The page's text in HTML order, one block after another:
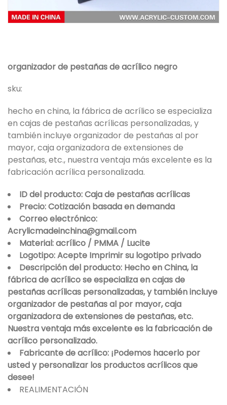
organizador de pestañas de acrílico negro
sku:
hecho en china, la fábrica de acrílico se especializa
en cajas de pestañas acrílicas personalizadas, y
también incluye organizador de pestañas al por
mayor, caja organizadora de extensiones de
pestañas, etc., nuestra ventaja más excelente es la
fabricación acrílica personalizada.
ID del producto: Caja de pestañas acrílicas
Precio: Cotización basada en demanda
Correo electrónico:
Acrylicmadeinchina@gmail.com
Material: acrílico / PMMA / Lucite
Logotipo: Acepte Imprimir su logotipo privado
Descripción del producto: Hecho en China, la
fábrica de acrílico se especializa en cajas de
pestañas acrílicas personalizadas, y también incluye
organizador de pestañas al por mayor, caja
organizadora de extensiones de pestañas, etc.
Nuestra ventaja más excelente es la fabricación de
acrílico personalizado.
Fabricante de acrílico: ¡Podemos hacerlo por
usted y personalizar los productos acrílicos que
desee!
REALIMENTACIÓN